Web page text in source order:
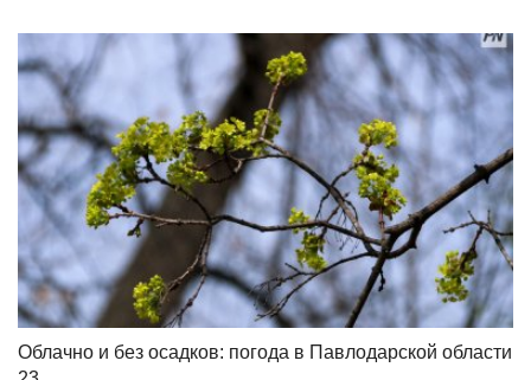
Облачно и без осадков: погода в Павлодарской области